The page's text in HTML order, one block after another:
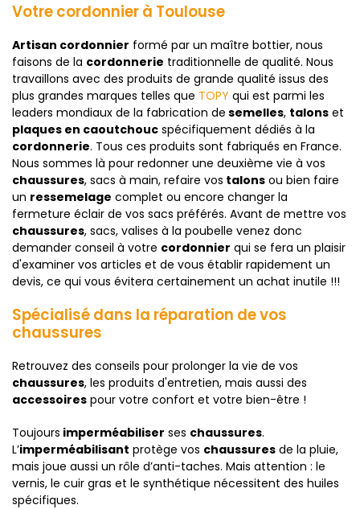
Votre cordonnier à Toulouse
Artisan cordonnier formé par un maître bottier, nous
faisons de la cordonnerie traditionnelle de qualité. Nous
travaillons avec des produits de grande qualité issus des
plus grandes marques telles que TOPY qui est parmi les
leaders mondiaux de la fabrication de semelles, talons et
plaques en caoutchouc spécifiquement dédiés à la
cordonnerie. Tous ces produits sont fabriqués en France.
Nous sommes là pour redonner une deuxième vie à vos
chaussures, sacs à main, refaire vos talons ou bien faire
un ressemelage complet ou encore changer la
fermeture éclair de vos sacs préférés. Avant de mettre vos
chaussures, sacs, valises à la poubelle venez donc
demander conseil à votre cordonnier qui se fera un plaisir
d'examiner vos articles et de vous établir rapidement un
devis, ce qui vous évitera certainement un achat inutile !!!
Spécialisé dans la réparation de vos
chaussures
Retrouvez des conseils pour prolonger la vie de vos
chaussures, les produits d'entretien, mais aussi des
accessoires pour votre confort et votre bien-être !
Toujours imperméabiliser ses chaussures.
L’imperméabilisant protège vos chaussures de la pluie,
mais joue aussi un rôle d’anti-taches. Mais attention : le
vernis, le cuir gras et le synthétique nécessitent des huiles
spécifiques.